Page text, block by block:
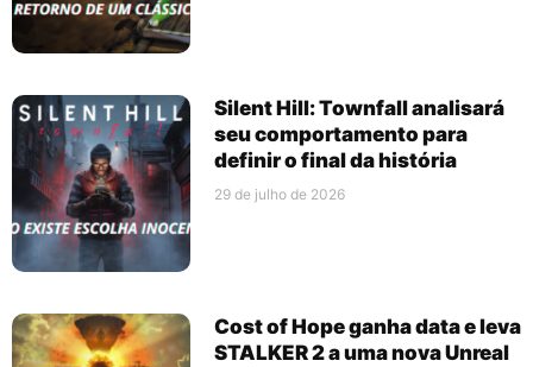
Silent Hill: Townfall analisará
seu comportamento para
definir o final da história
29 de julho de 2026
Cost of Hope ganha data e leva
STALKER 2 a uma nova Unreal